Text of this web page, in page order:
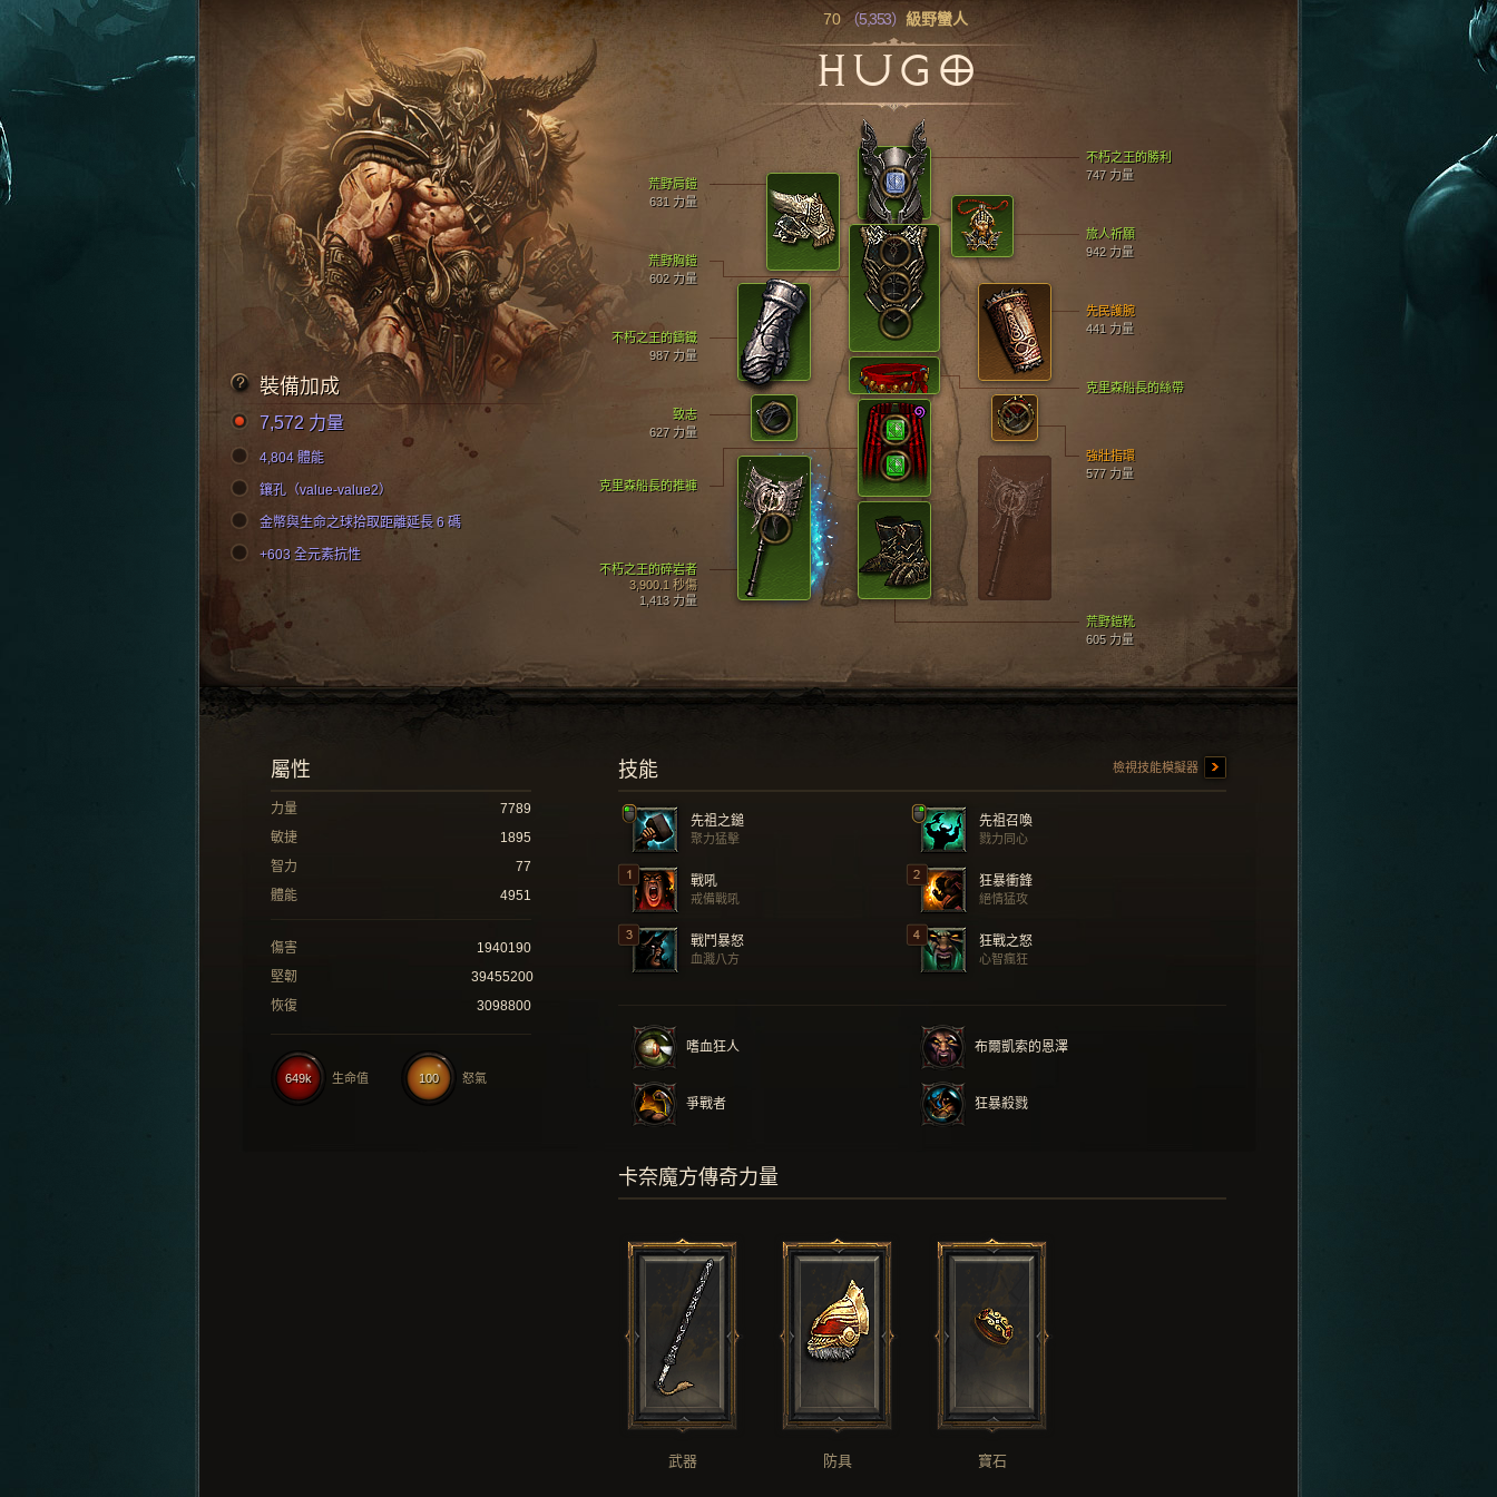
70 （5,353） 級野蠻人
HUGO
不朽之王的勝利
747 力量
荒野胸鎧
602 力量
荒野鎧靴
605 力量
不朽之王的鑄鐵
987 力量
荒野肩鎧
631 力量
克里森船長的推褲
先民護腕
441 力量
不朽之王的碎岩者
3,900.1 秒傷
1,413 力量
克里森船長的絲帶
強壯指環
577 力量
致志
627 力量
旅人祈願
942 力量
裝備加成
7,572 力量
4,804 體能
鑲孔（value-value2）
金幣與生命之球拾取距離延長 6 碼
+603 全元素抗性
技能 檢視技能模擬器
先祖之鎚
聚力猛擊
先祖召喚
戮力同心
戰吼
戒備戰吼
狂暴衝鋒
絕情猛攻
戰鬥暴怒
血濺八方
狂戰之怒
心智瘋狂
嗜血狂人 布爾凱索的恩澤
爭戰者 狂暴殺戮
屬性
力量
7789
敏捷
1895
智力
77
體能
4951
傷害
1940190
堅韌
39455200
恢復
3098800
100 怒氣
649k 生命值
卡奈魔方傳奇力量
武器 防具 寶石